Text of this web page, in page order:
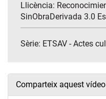
Llicència:
SinObraDerivada 3.0
Sèrie: ETSAV - Actes
Comparteix aquest vídeo